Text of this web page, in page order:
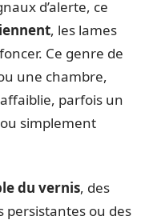
d’alerte, ce
, les lames
Ce genre de
une chambre,
parfois un
simplement
du vernis, des
persistantes ou des